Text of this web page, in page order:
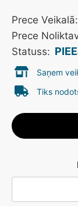
Prece Veikalā:
Prece
Statuss:
Saņem
Tiks